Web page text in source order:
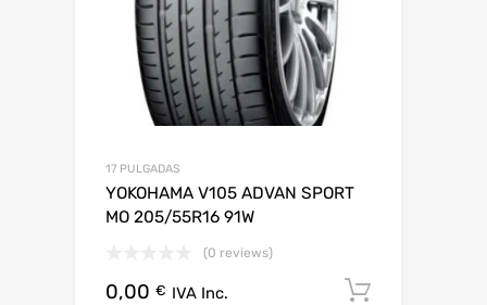
17 PULGADAS
YOKOHAMA V105 ADVAN SPORT
MO 205/55R16 91W
(0 reviews)
0,00 € IVA Inc.